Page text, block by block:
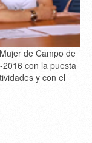
de Campo de
con la puesta
y con el